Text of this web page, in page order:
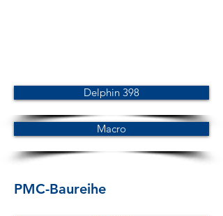
Delphin 398
Macro
PMC-Baureihe